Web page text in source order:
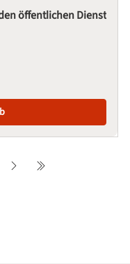
öffentlichen Dienst